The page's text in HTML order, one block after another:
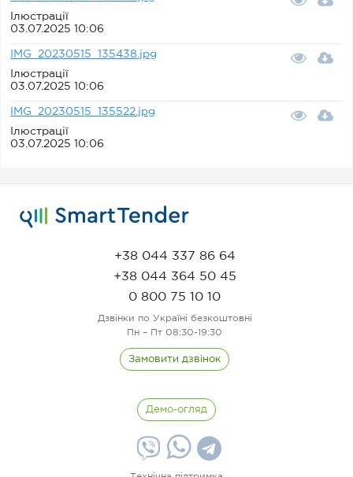
Ілюстрації
03.07.2025 10:06
IMG_20230515_135438.jpg
Ілюстрації
03.07.2025 10:06
IMG_20230515_135522.jpg
Ілюстрації
03.07.2025 10:06
+38 044 337 86 64
+38 044 364 50 45
0 800 75 10 10
Дзвінки по Україні безкоштовні
Пн – Пт 08:30-19:30
Замовити дзвінок
Демо-огляд